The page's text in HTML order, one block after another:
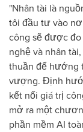
"Nhân tài là
tôi đầu tư vào
công sẽ được
nghệ và nhân
thuần để hướng
vượng. Định
kết nối giá trị
mở ra một
phần mềm AI